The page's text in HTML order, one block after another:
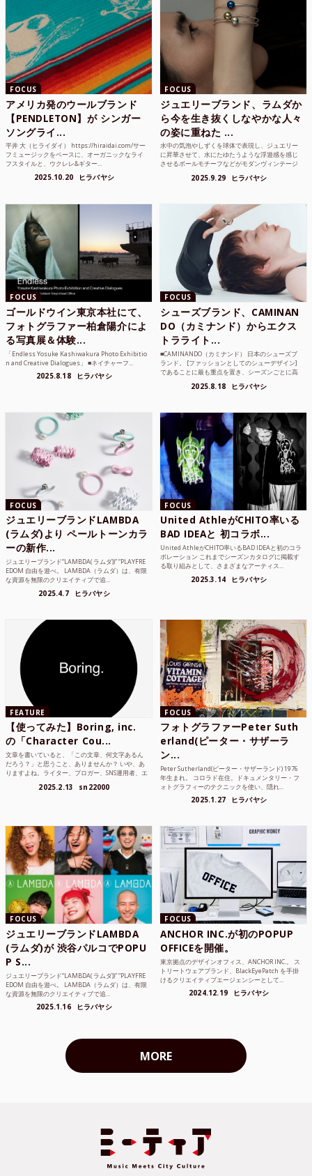
FOCUS
アメリカ発のウールブランド
【PENDLETON】が シンガー
ソングライ...
平井 大（ヒライダイ） https://hiraidai.com/サー
フミュージックをベースに、オーガニックなライ
フスタイルと、ウクレレ&ギター...
2025.10.20 ヒラバヤシ
FOCUS
ジュエリーブランド、ラムダか
ら今を生き抜くしなやかな人々
の姿に重ねた ...
水中の気泡やしずくを球体で表現し、ジュエリー
に昇華させて、水にたゆたうような浮遊感を感じ
させるボールモチーフなどがモダンヴィンテージ
2025.9.29 ヒラバヤシ
FOCUS
ゴールドウイン東京本社にて、
フォトグラファー柏倉陽介によ
る写真展＆体験...
「Endless Yosuke Kashiwakura Photo Exhibitio
n and Creative Dialogues」 ■ネイチャーフ...
2025.8.18 ヒラバヤシ
FOCUS
シューズブランド、CAMINAN
DO（カミナンド）からエクス
トラライト...
■CAMINANDO（カミナンド） 日本のシューズブ
ランド。 [ファッションとしてのシューデザイン]
であることに最も重点を置き、シーズンごとに高
2025.8.18 ヒラバヤシ
FOCUS
ジュエリーブランドLAMBDA
(ラムダ)より ペールトーンカラ
ーの新作...
ジュエリーブランド“LAMBDA( ラムダ))” “PLAYFRE
EDOM 自由を遊べ。 LAMBDA（ラムダ）は、有限
な資源を無限のクリエイティブで追...
2025.4.7 ヒラバヤシ
FOCUS
United AthleがCHITO率いる
BAD IDEAと 初コラボ...
United AthleがCHITO率いるBAD IDEAと初のコラ
ボレーション これまでシーズンカタログに掲載す
る取り組みとして、さまざまなアーティス...
2025.3.14 ヒラバヤシ
FEATURE
【使ってみた】Boring, inc.
の「Character Cou...
文章を書いていると、「この文章、何文字あるん
だろう？」と思うこと、ありませんか？ いや、あ
りますよね。ライター、ブロガー、SNS運用者、エ
2025.2.13 sn22000
FOCUS
フォトグラファーPeter Suth
erland(ピーター・サザーラ
ン...
Peter Sutherland(ピーター・サザーランド) 1976
年生まれ。 コロラド在住。ドキュメンタリー・フ
ォトグラフィーのテクニックを使い、隠れ...
2025.1.27 ヒラバヤシ
FOCUS
ジュエリーブランドLAMBDA
(ラムダ)が 渋谷パルコでPOPU
P S...
ジュエリーブランド“LAMBDA( ラムダ))” “PLAYFRE
EDOM 自由を遊べ。 LAMBDA（ラムダ）は、有限
な資源を無限のクリエイティブで追...
2025.1.16 ヒラバヤシ
FOCUS
ANCHOR INC.が初のPOPUP
OFFICEを開催。
東京拠点のデザインオフィス、ANCHOR INC.。 ス
トリートウェアブランド、BlackEyePatch を手掛
けるクリエイティブエージェンシーとして...
2024.12.19 ヒラバヤシ
MORE